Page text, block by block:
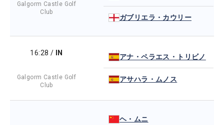
Galgorm Castle Golf
Club
ガブリエラ・カウリー
16:28 / IN
Galgorm Castle Golf
Club
アナ・ペラエス・トリビノ
アサハラ・ムノス
ヘ・ムニ